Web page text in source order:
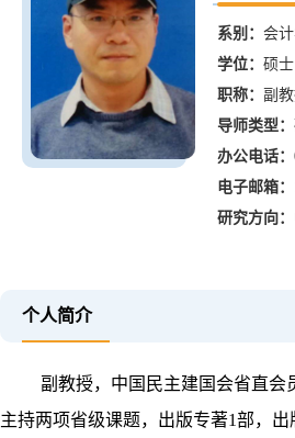
系别： 会
学位： 硕士
职称： 副
导师类型：
办公电话：
电子邮箱：
研究方向：
个人简介
副教授，中国民主建国会省直会
主持两项省级课题，出版专著1部，出